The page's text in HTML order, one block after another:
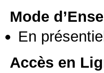
Mode
En
Accès en